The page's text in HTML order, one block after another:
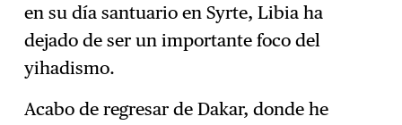
en su día santuario en Syrte, Libia ha
dejado de ser un importante foco del
yihadismo.
Acabo de regresar de Dakar, donde he